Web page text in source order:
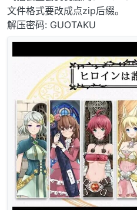
文件格式要改成点zip后缀。
解压密码: GUOTAKU